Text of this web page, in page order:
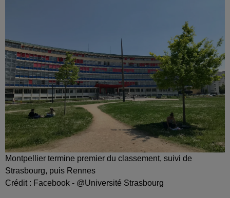
Montpellier termine premier du classement, suivi de
Strasbourg, puis Rennes
Crédit : Facebook - @Université Strasbourg